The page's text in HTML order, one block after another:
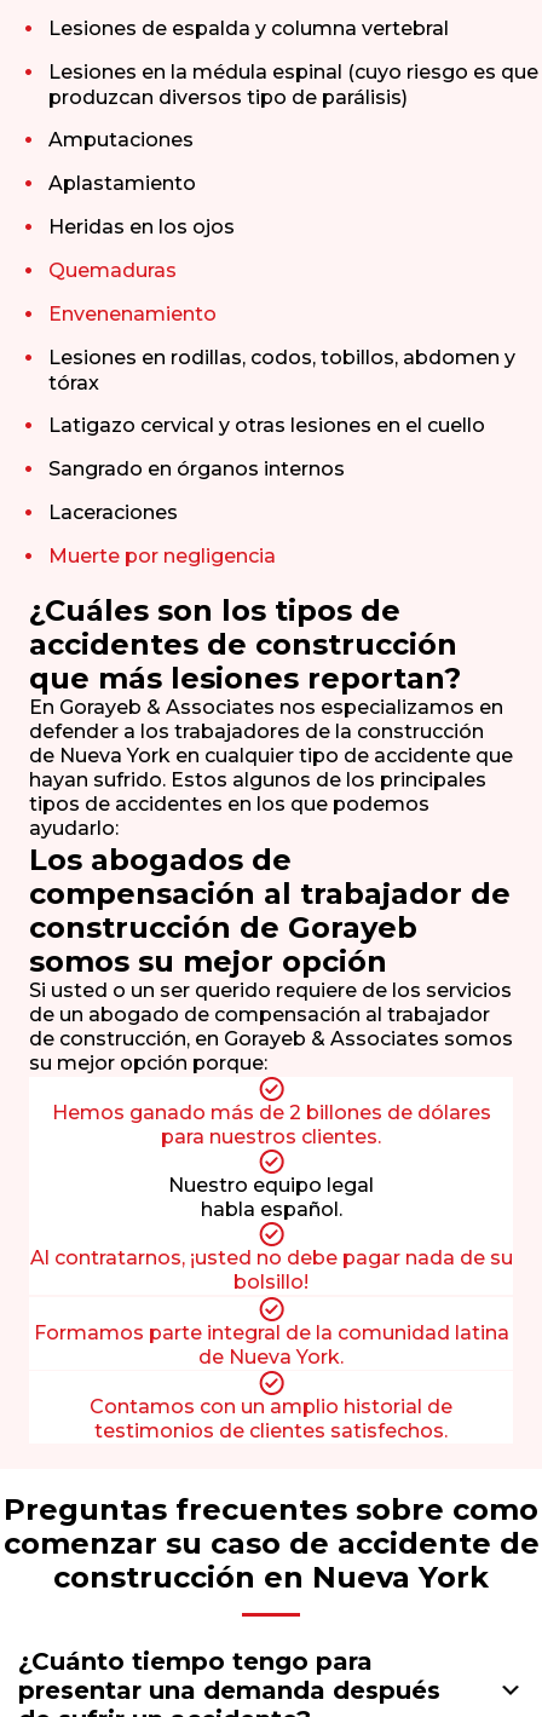
Lesiones de espalda y columna vertebral
Lesiones en la médula espinal (cuyo riesgo es que
produzcan diversos tipo de parálisis)
Amputaciones
Aplastamiento
Heridas en los ojos
Quemaduras
Envenenamiento
Lesiones en rodillas, codos, tobillos, abdomen y
tórax
Latigazo cervical y otras lesiones en el cuello
Sangrado en órganos internos
Laceraciones
Muerte por negligencia
¿Cuáles son los tipos de
accidentes de construcción
que más lesiones reportan?
En Gorayeb & Associates nos especializamos en
defender a los trabajadores de la construcción
de Nueva York en cualquier tipo de accidente que
hayan sufrido. Estos algunos de los principales
tipos de accidentes en los que podemos
ayudarlo:
Los abogados de
compensación al trabajador de
construcción de Gorayeb
somos su mejor opción
Si usted o un ser querido requiere de los servicios
de un abogado de compensación al trabajador
de construcción, en Gorayeb & Associates somos
su mejor opción porque:
Hemos ganado más de 2 billones de dólares
para nuestros clientes.
Nuestro equipo legal
habla español.
Al contratarnos, ¡usted no debe pagar nada de su
bolsillo!
Formamos parte integral de la comunidad latina
de Nueva York.
Contamos con un amplio historial de
testimonios de clientes satisfechos.
Preguntas frecuentes sobre como
comenzar su caso de accidente de
construcción en Nueva York
¿Cuánto tiempo tengo para
presentar una demanda después